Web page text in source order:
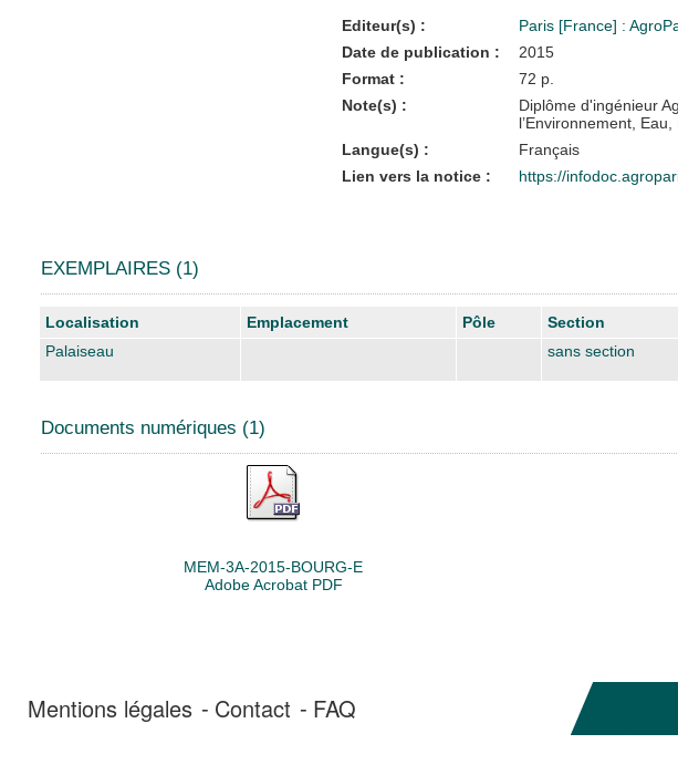
Editeur(s) :
Paris [France] :
Date de publication :
2015
Format :
72 p.
Note(s) :
Diplôme d'ingénieur
l’Environnement,
Langue(s) :
Français
Lien vers la notice :
https://
EXEMPLAIRES (1)
Liste des exemplaires
Localisation Emplacement Pôle Section
Palaiseau
sans section
Documents numériques (1)
MEM-3A-2015-BOURG-E
Adobe Acrobat PDF
Mentions légales Contact FAQ